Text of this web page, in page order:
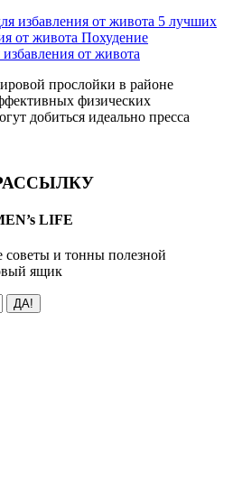
5 лучших
от живота Похудение
от живота
прослойки в районе
физических
добиться идеально пресса
LIFE
советы и тонны полезной
ящик
ДА!